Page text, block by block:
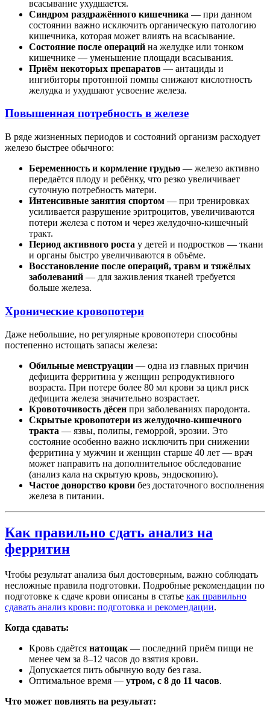
всасывание ухудшается.
Синдром раздражённого кишечника — при данном
состоянии важно исключить органическую патологию
кишечника, которая может влиять на всасывание.
Состояние после операций на желудке или тонком
кишечнике — уменьшение площади всасывания.
Приём некоторых препаратов — антациды и
ингибиторы протонной помпы снижают кислотность
желудка и ухудшают усвоение железа.
Повышенная потребность в железе
В ряде жизненных периодов и состояний организм расходует
железо быстрее обычного:
Беременность и кормление грудью — железо активно
передаётся плоду и ребёнку, что резко увеличивает
суточную потребность матери.
Интенсивные занятия спортом — при тренировках
усиливается разрушение эритроцитов, увеличиваются
потери железа с потом и через желудочно-кишечный
тракт.
Период активного роста у детей и подростков — ткани
и органы быстро увеличиваются в объёме.
Восстановление после операций, травм и тяжёлых
заболеваний — для заживления тканей требуется
больше железа.
Хронические кровопотери
Даже небольшие, но регулярные кровопотери способны
постепенно истощать запасы железа:
Обильные менструации — одна из главных причин
дефицита ферритина у женщин репродуктивного
возраста. При потере более 80 мл крови за цикл риск
дефицита железа значительно возрастает.
Кровоточивость дёсен при заболеваниях пародонта.
Скрытые кровопотери из желудочно-кишечного
тракта — язвы, полипы, геморрой, эрозии. Это
состояние особенно важно исключить при снижении
ферритина у мужчин и женщин старше 40 лет — врач
может направить на дополнительное обследование
(анализ кала на скрытую кровь, эндоскопию).
Частое донорство крови без достаточного восполнения
железа в питании.
Как правильно сдать анализ на
ферритин
Чтобы результат анализа был достоверным, важно соблюдать
несложные правила подготовки. Подробные рекомендации по
подготовке к сдаче крови описаны в статье как правильно
сдавать анализ крови: подготовка и рекомендации.
Когда сдавать:
Кровь сдаётся натощак — последний приём пищи не
менее чем за 8–12 часов до взятия крови.
Допускается пить обычную воду без газа.
Оптимальное время — утром, с 8 до 11 часов.
Что может повлиять на результат: